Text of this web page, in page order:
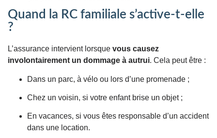
Quand la RC familiale s’active-t-elle
?
L’assurance intervient lorsque vous causez
involontairement un dommage à autrui. Cela peut être :
Dans un parc, à vélo ou lors d’une promenade ;
Chez un voisin, si votre enfant brise un objet ;
En vacances, si vous êtes responsable d’un accident
dans une location.